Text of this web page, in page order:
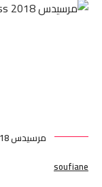
مرسيدس GLC-Class 2018
soufiane